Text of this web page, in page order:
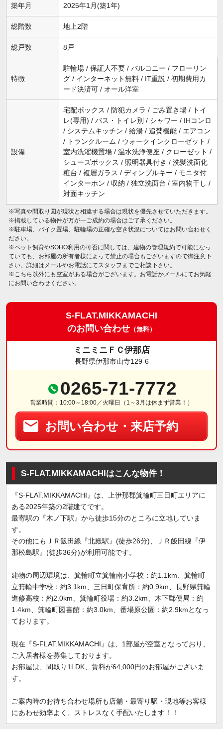
築年月 2025年1月(築1年)
総階数 地上2階
総戸数 8戸
特徴
駐輪場 / 保証人不要 / バルコニー / フローリン
グ / インターネット無料 / IT重説 / 初期費用カ
ード決済可 / オール洋室
設備
宅配ボックス / 防犯カメラ / ごみ置き場 / トイ
レ(専用) / バス・トイレ別 / シャワー / IHコンロ
/ システムキッチン / 給湯 / 追焚機能 / エアコン
/ トランクルーム / ウォークインクローゼット /
室内洗濯機置場 / 温水洗浄便座 / クローゼット /
シューズボックス / 照明器具付き / 洗髪洗面化
粧台 / 複層ガラス / ディンプルキー / モニタ付
インターホン / 収納 / 独立洗面台 / 室内物干し /
対面キッチン
※写真や間取り図が現状と相違する場合は現状を優先させていただきます。
※掲載している物件が万が一ご成約の場合はご了承ください。
※駐車場、バイク置場、駐輪場の正確な空き状況についてはお問い合わせく
ださい。
※ペット飼育やSOHO利用の可否に関しては、建物の管理規約で可能になっ
ていても、お部屋の所有者様によって禁止の場合もございますので御注意下
さい。詳細はメールやお電話にてスタッフまでご相談下さい。
※こちら以外にも空室がある場合がございます。お電話かメールにてお気軽
にお問い合わせください。
S-FLAT.MIKKAMACHI
のお問い合わせ （無料）
ミニミニＦＣ伊那店
長野県伊那市山寺129-6
0265-71-7772
営業時間：10:00～18:00／火曜日（1～3月は休まず営業！）
お問い合わせ・来店予約
S-FLAT.MIKKAMACHIはこんな物件！
『S-FLAT.MIKKAMACHI』は、上伊那郡箕輪町三日町エリアに
ある2025年築の2階建てです。
最寄駅の『木ノ下駅』から徒歩15分のところに立地していま
す。
その他にもＪＲ飯田線『北殿駅』(徒歩26分)、ＪＲ飯田線『伊
那松島駅』(徒歩36分)が利用可能です。
建物の周辺環境は、箕輪町立箕輪南小学校：約1.1km、箕輪町
立箕輪中学校：約3.1km、三日町保育所：約0.9km、長野県箕輪
進修高校：約2.0km、箕輪町役場：約3.2km、木下郵便局：約
1.4km、箕輪町図書館：約3.0km、番場原公園：約2.9kmとなっ
ております。
現在『S-FLAT.MIKKAMACHI』は、1部屋が空室となっており、
ご入居者様を募集しております。
お部屋は、間取り1LDK、賃料が64,000円のお部屋がございま
す。
ご案内時のお待ち合わせ場所も店舗・最寄り駅・現地等お客様
にあわせ効率よく、ストレスなく手配いたします！！